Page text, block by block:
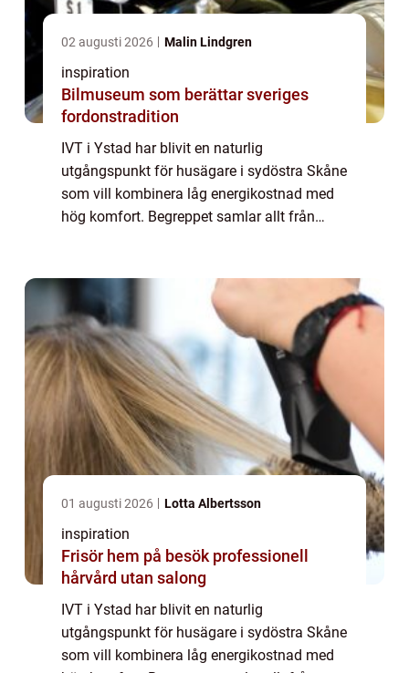
02 augusti 2026 Malin Lindgren
inspiration
Bilmuseum som berättar sveriges
fordonstradition
IVT i Ystad har blivit en naturlig
utgångspunkt för husägare i sydöstra Skåne
som vill kombinera låg energikostnad med
hög komfort. Begreppet samlar allt från
01 augusti 2026 Lotta Albertsson
inspiration
Frisör hem på besök professionell
hårvård utan salong
IVT i Ystad har blivit en naturlig
utgångspunkt för husägare i sydöstra Skåne
som vill kombinera låg energikostnad med